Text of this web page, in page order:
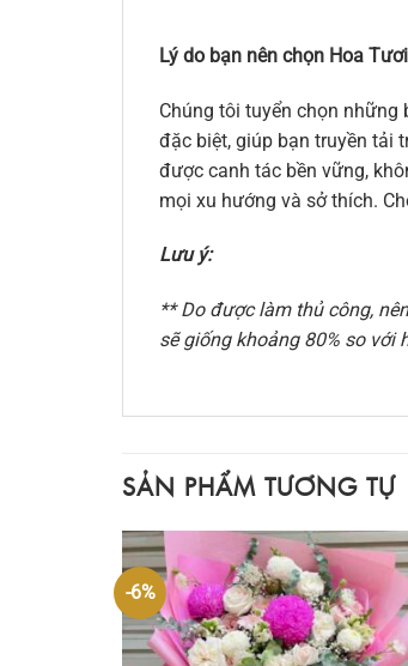
Lý do bạn nên chọn Hoa
Chúng tôi tuyển chọn
đặc biệt, giúp bạn truyền tải
được canh tác bền vững,
mọi xu hướng và sở thích.
Lưu ý:
** Do được làm thủ công,
sẽ giống khoảng 80% so với
SẢN PHẨM TƯƠNG TỰ
-6%